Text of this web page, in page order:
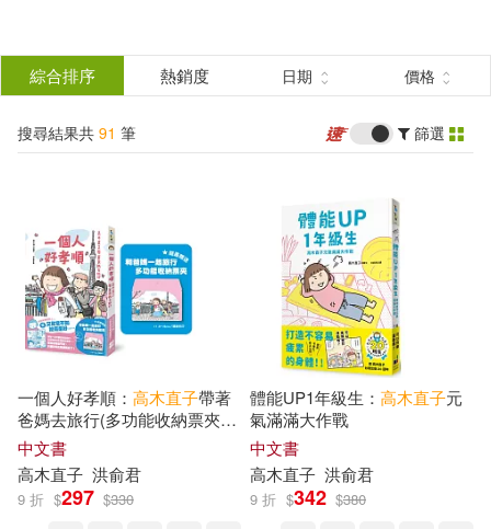
結
分類 (單選)
所有商品(91) 圖書(55)
展開
作者 (可複選)
高木直子(88) [日]高木直子(1)
千早茜(1) 高木直子/文圖(1)
綜合排序 熱銷度 日期 價格
搜尋結果共 91 筆 篩選
一個人好孝順： 高木直子帶著
爸媽去旅行(多功能收納票夾贈
品版)
中文書
高木直子 洪俞君
9 折 $297 $330
體能UP1年級生： 高木直子元
氣滿滿大作戰
中文書
高木直子 洪俞君
9 折 $342 $380